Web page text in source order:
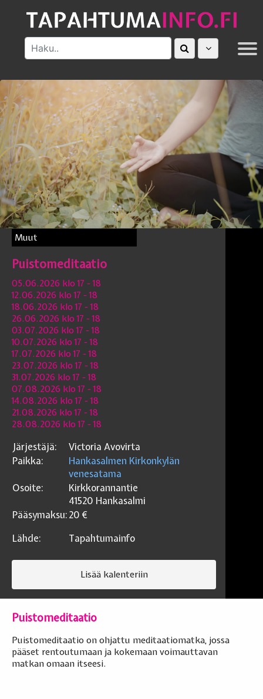
MUUT
Muut
Puistomeditaatio
05.06.2026 klo 17 - 18
12.06.2026 klo 17 - 18
18.06.2026 klo 17 - 18
26.06.2026 klo 17 - 18
03.07.2026 klo 17 - 18
10.07.2026 klo 17 - 18
17.07.2026 klo 17 - 18
23.07.2026 klo 17 - 18
31.07.2026 klo 17 - 18
07.08.2026 klo 17 - 18
14.08.2026 klo 17 - 18
21.08.2026 klo 17 - 18
28.08.2026 klo 17 - 18
Järjestäjä:
Victoria Avovirta
Paikka:
Hankasalmen Kirkonkylän
venesatama
Osoite:
Kirkkorannantie
41520 Hankasalmi
Pääsymaksu:20 €
Lähde:
Tapahtumainfo
Lisää kalenteriin
Puistomeditaatio
Puistomeditaatio on ohjattu meditaatiomatka, jossa
pääset rentoutumaan ja kokemaan voimauttavan
matkan omaan itseesi.